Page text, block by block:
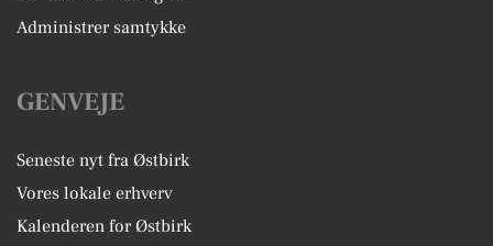
Administrer samtykke
GENVEJE
Seneste nyt fra Østbirk
Vores lokale erhverv
Kalenderen for Østbirk